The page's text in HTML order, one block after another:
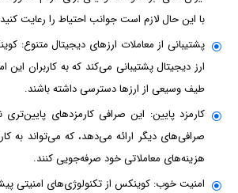
با این حال لازم است جوانب احتیاط را رعایت
ارز دیجیتال پشتیبانی می‌کند که به کاربران این
طیف وسیعی از ارزها دسترسی داشته باشند.
کارمزد پایین: این صرافی کارمزدهای
صرافی‌های دیگر ارائه می‌دهد، که می‌تواند به
هزینه‌های معاملاتی خود صرفه‌جویی کنند.
امنیت خوب: کوینکس از تکنولوژی‌های امنیتی